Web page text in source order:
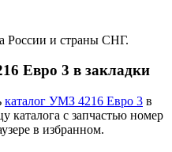
России и страны СНГ.
Евро 3 в закладки
каталог УМЗ 4216 Евро 3 в
каталога с запчастью номер
в избранном.